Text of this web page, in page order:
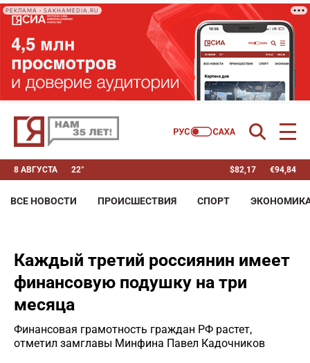
РЕКЛАМА • SAKHAMEDIA.RU
8 АВГУСТА 22° $82,17 €94,84
ВСЕ НОВОСТИ ПРОИСШЕСТВИЯ СПОРТ
Каждый третий россиянин имеет
финансовую подушку на три
месяца
Финансовая грамотность граждан РФ растет,
отметил замглавы Минфина Павел Кадочников